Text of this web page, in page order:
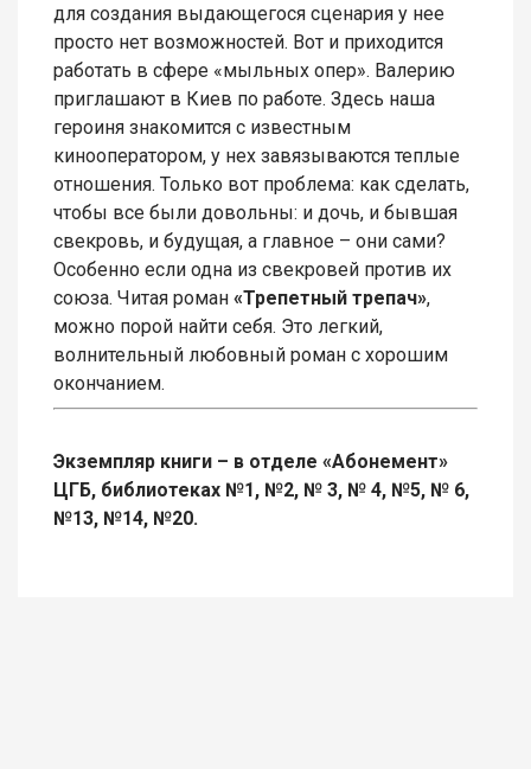
для создания выдающегося сценария у нее
просто нет возможностей. Вот и приходится
работать в сфере «мыльных опер». Валерию
приглашают в Киев по работе. Здесь наша
героиня знакомится с известным
кинооператором, у нех завязываются теплые
отношения. Только вот проблема: как сделать,
чтобы все были довольны: и дочь, и бывшая
свекровь, и будущая, а главное – они сами?
Особенно если одна из свекровей против их
союза. Читая роман «Трепетный трепач»,
можно порой найти себя. Это легкий,
волнительный любовный роман с хорошим
окончанием.
Экземпляр книги – в отделе «Абонемент»
ЦГБ, библиотеках №1, №2, № 3, № 4, №5, № 6,
№13, №14, №20.